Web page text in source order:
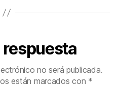
respuesta
no será publicada.
están marcados con *